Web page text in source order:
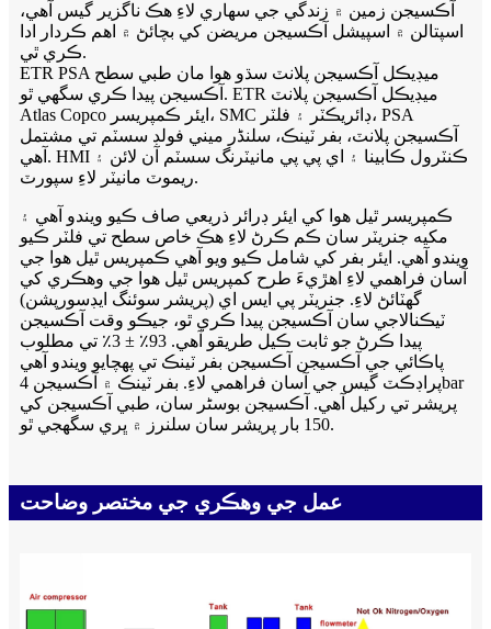
آڪسيجن زمين ۾ زندگي جي سهاري لاءِ هڪ ناگزير گيس آهي،
اسپتالن ۾ اسپيشل آڪسيجن مريضن کي بچائڻ ۾ اهم ڪردار ادا
ڪري ٿي.
ETR PSA ميڊيڪل آڪسيجن پلانٽ سڌو هوا مان طبي سطح
آڪسيجن پيدا ڪري سگهي ٿو. ETR ميڊيڪل آڪسيجن پلانٽ
Atlas Copco ايئر ڪمپريسر، SMC ڊائريڪٽر ۽ فلٽر، PSA
آڪسيجن پلانٽ، بفر ٽينڪ، سلنڈر ميني فولڊ سسٽم تي مشتمل
آهي. HMI ڪنٽرول ڪابينا ۽ اي پي پي مانيٽرنگ سسٽم آن لائن ۽
ريموٽ مانيٽر لاءِ سپورٽ.
ڪمپريسر ٿيل هوا کي ايئر ڊرائر ذريعي صاف ڪيو ويندو آهي ۽
مکيه جنريٽر سان ڪم ڪرڻ لاءِ هڪ خاص سطح تي فلٽر ڪيو
ويندو آهي. ايئر بفر کي شامل ڪيو ويو آهي ڪمپريس ٿيل هوا جي
آسان فراهمي لاءِ اهڙيءَ طرح کمپريس ٿيل هوا جي وهڪري کي
گهٽائڻ لاءِ. جنريٽر پي ايس اي (پريشر سوئنگ ايڊسورپشن)
ٽيڪنالاجي سان آڪسيجن پيدا ڪري ٿو، جيڪو وقت آڪسيجن
پيدا ڪرڻ جو ثابت ڪيل طريقو آهي. 93٪ ± 3٪ تي مطلوب
پاڪائي جي آڪسيجن آڪسيجن بفر ٽينڪ تي پهچايو ويندو آهي
پراڊڪٽ گيس جي آسان فراهمي لاءِ. بفر ٽينڪ ۾ آڪسيجن 4bar
پريشر تي رکيل آهي. آڪسيجن بوسٹر سان، طبي آڪسيجن کي
150 بار پريشر سان سلنرز ۾ ڀري سگھجي ٿو.
عمل جي وهڪري جي مختصر وضاحت